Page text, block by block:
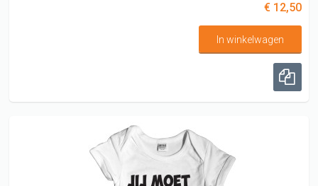
€ 12,50
In winkelwagen